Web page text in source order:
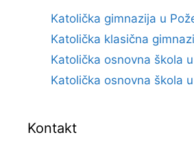
Katolička gimnazija u
Katolička klasična
Katolička osnovna škola
Katolička osnovna škola
Kontakt